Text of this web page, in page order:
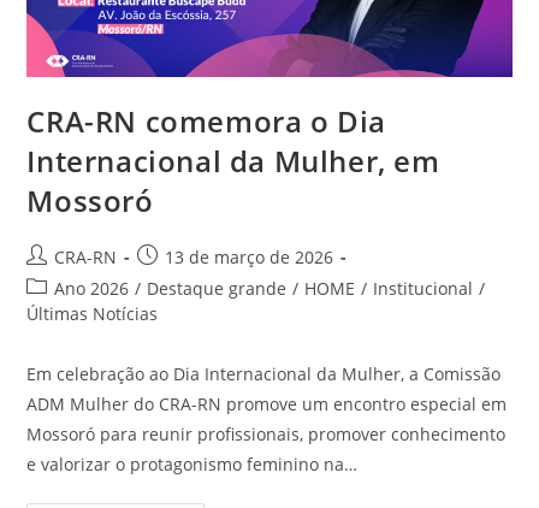
CRA-RN comemora o Dia
Internacional da Mulher, em
Mossoró
Autor
do
post:
CRA-RN
Post
publicado:
13 de março de 2026
Categoria
do
Ano 2026 / Destaque grande / HOME / Institucional /
Últimas Notícias
Em celebração ao Dia Internacional da Mulher, a Comissão
ADM Mulher do CRA-RN promove um encontro especial em
Mossoró para reunir profissionais, promover conhecimento
e valorizar o protagonismo feminino na…